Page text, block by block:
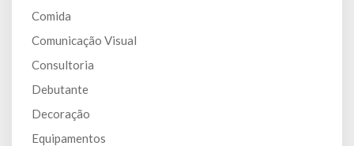
Comida
Comunicação Visual
Consultoria
Debutante
Decoração
Equipamentos